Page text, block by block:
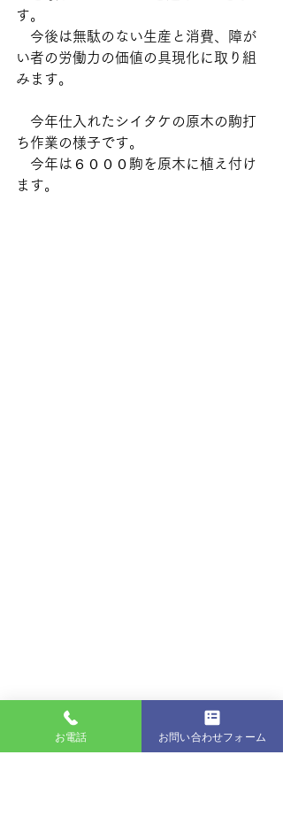
す。
今後は無駄のない生産と消費、障が
い者の労働力の価値の具現化に取り組
みます。
今年仕入れたシイタケの原木の駒打
ち作業の様子です。
今年は６０００駒を原木に植え付け
ます。
お電話 お問い合わせフォーム